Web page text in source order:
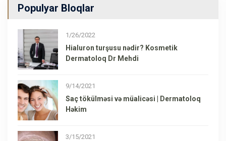
Populyar Bloqlar
1/26/2022
Hialuron turşusu nədir? Kosmetik
Dermatoloq Dr Mehdi
9/14/2021
Saç tökülməsi və müalicəsi | Dermatoloq
Həkim
3/15/2021